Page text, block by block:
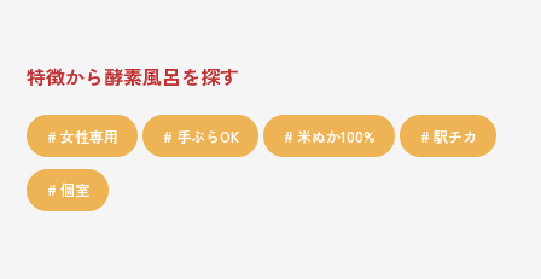
特徴から酵素風呂を探す
女性専用 手ぶらOK 米ぬか100% 駅チカ
個室